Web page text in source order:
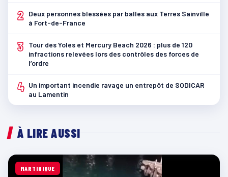
2
Deux personnes blessées par balles aux Terres Sainville
à Fort-de-France
3
Tour des Yoles et Mercury Beach 2026 : plus de 120
infractions relevées lors des contrôles des forces de
l’ordre
4 Un important incendie ravage un entrepôt de SODICAR
au Lamentin
À LIRE AUSSI
MARTINIQUE